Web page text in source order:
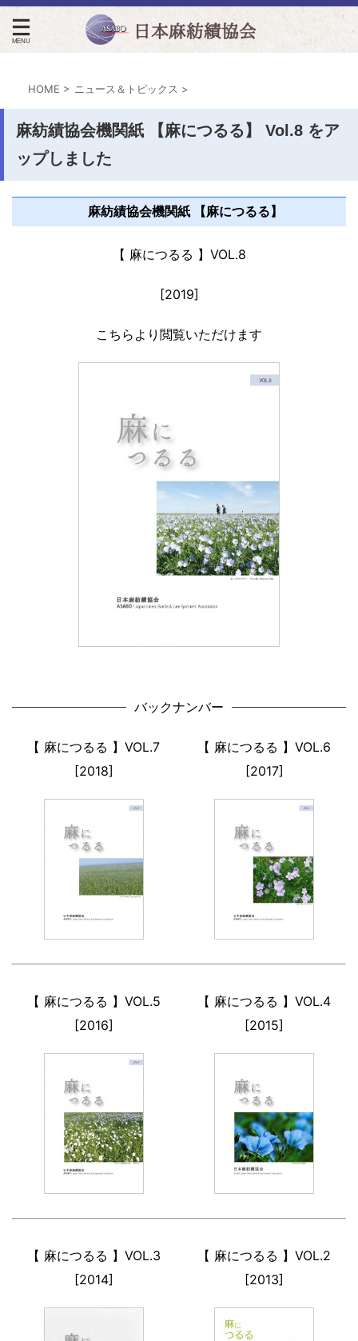
日本麻紡績協会
HOME > ニュース＆トピックス >
麻紡績協会機関紙 【麻につるる】 Vol.8 をア
ップしました
麻紡績協会機関紙 【麻につるる】
【 麻につるる 】VOL.8
[2019]
こちらより閲覧いただけます
バックナンバー
【 麻につるる 】VOL.7
[2018]
【 麻につるる 】VOL.6
[2017]
【 麻につるる 】VOL.5
[2016]
【 麻につるる 】VOL.4
[2015]
【 麻につるる 】VOL.3
[2014]
【 麻につるる 】VOL.2
[2013]